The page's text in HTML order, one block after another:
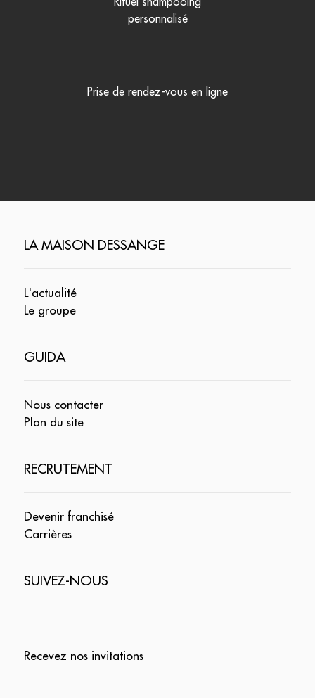
personnalisé
Prise de rendez-vous en ligne
LA MAISON DESSANGE
L'actualité
Le groupe
GUIDA
Nous contacter
Plan du site
RECRUTEMENT
Devenir franchisé
Carrières
SUIVEZ-NOUS
Recevez nos invitations